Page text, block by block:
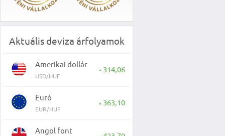
Aktuális deviza árfolyamok
Amerikai dollár
USD/HUF
▲ 314,06
Euró
EUR/HUF
▲ 363,10
Angol font